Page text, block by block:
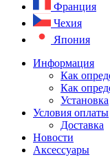
Франция
Чехия
Япония
Информация
Как
Как
Установка
Условия оплаты
Доставка
Новости
Аксессуары